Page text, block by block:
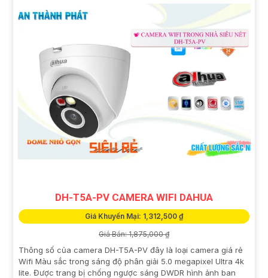
DH-T5A-PV CAMERA WIFI DAHUA
Giá Khuyến Mại: 1,312,500 ₫
Giá Bán: 1,875,000 ₫
Thông số của camera DH-T5A-PV đây là loại camera giá rẻ
Wifi Màu sắc trong sáng độ phân giải 5.0 megapixel Ultra 4k
lite. Được trang bị chống ngược sáng DWDR hình ảnh ban